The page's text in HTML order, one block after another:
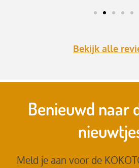
Bekijk alle
Benieuwd naar
Meld je aan voor de